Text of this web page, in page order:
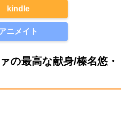
kindle
ニメイト
の最高な献身/榛名悠・